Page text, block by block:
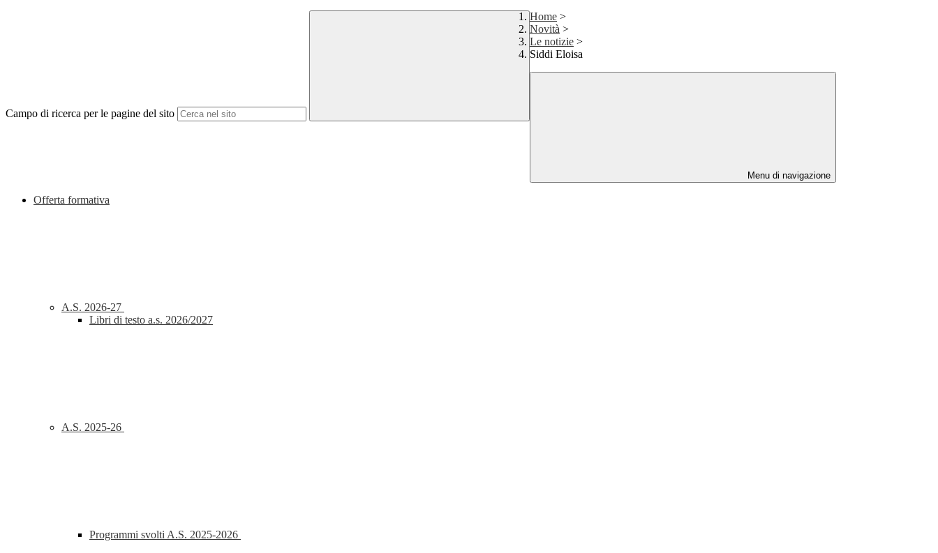
Campo di ricerca per le pagine del sito
Home >
Novità >
Le notizie >
Siddi Eloisa
Menu di navigazione
Offerta formativa
A.S. 2026-27
Libri di testo a.s. 2026/2027
A.S. 2025-26
Programmi svolti A.S. 2025-2026